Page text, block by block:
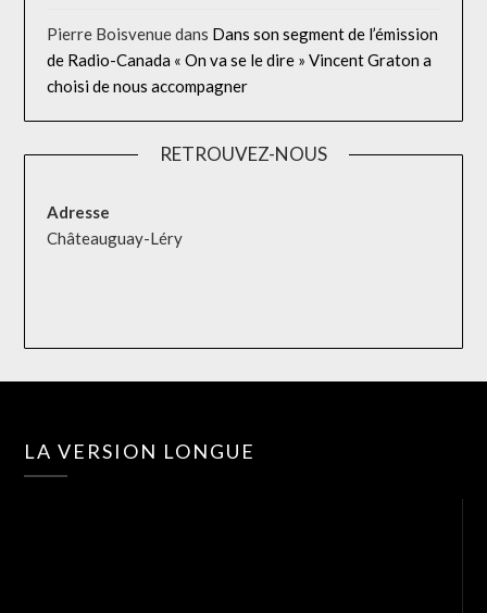
Pierre Boisvenuedans Dans son segment de l’émission
de Radio-Canada « On va se le dire » Vincent Graton a
choisi de nous accompagner
RETROUVEZ-NOUS
Adresse
Châteauguay-Léry
LA VERSION LONGUE